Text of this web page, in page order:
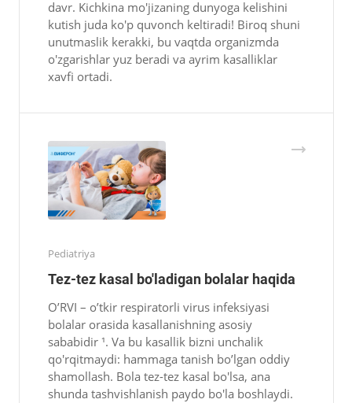
davr. Kichkina mo'jizaning dunyoga kelishini
kutish juda ko'p quvonch keltiradi! Biroq shuni
unutmaslik kerakki, bu vaqtda organizmda
o'zgarishlar yuz beradi va ayrim kasalliklar
xavfi ortadi.
Pediatriya
Tez-tez kasal bo'ladigan bolalar haqida
O’RVI – o’tkir respiratorli virus infeksiyasi
bolalar orasida kasallanishning asosiy
sababidir ¹. Va bu kasallik bizni unchalik
qo'rqitmaydi: hammaga tanish bo’lgan oddiy
shamollash. Bola tez-tez kasal bo'lsa, ana
shunda tashvishlanish paydo bo'la boshlaydi.